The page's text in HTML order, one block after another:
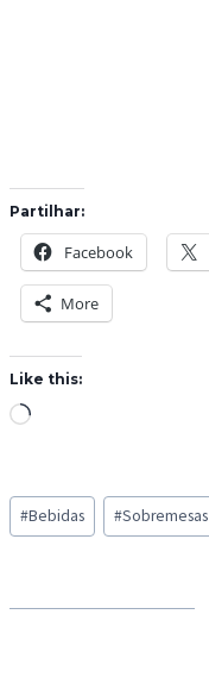
Partilhar:
Facebook
More
Like this:
L
d
i
g
Post
Tags:
#Bebidas #Sobremesas